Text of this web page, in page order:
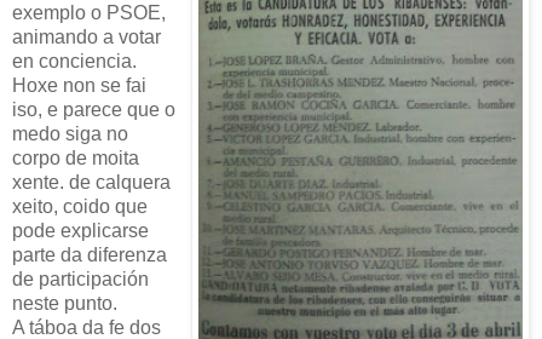
exemplo o PSOE,
animando a votar
en conciencia.
Hoxe non se fai
iso, e parece que o
medo siga no
corpo de moita
xente. de calquera
xeito, coido que
pode explicarse
parte da diferenza
de participación
neste punto.
A táboa da fe dos